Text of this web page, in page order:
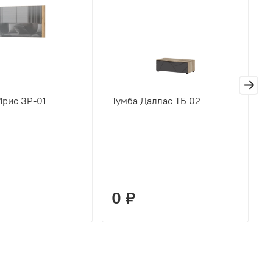
ЗР-01 Тумба Даллас ТБ 02
0 ₽